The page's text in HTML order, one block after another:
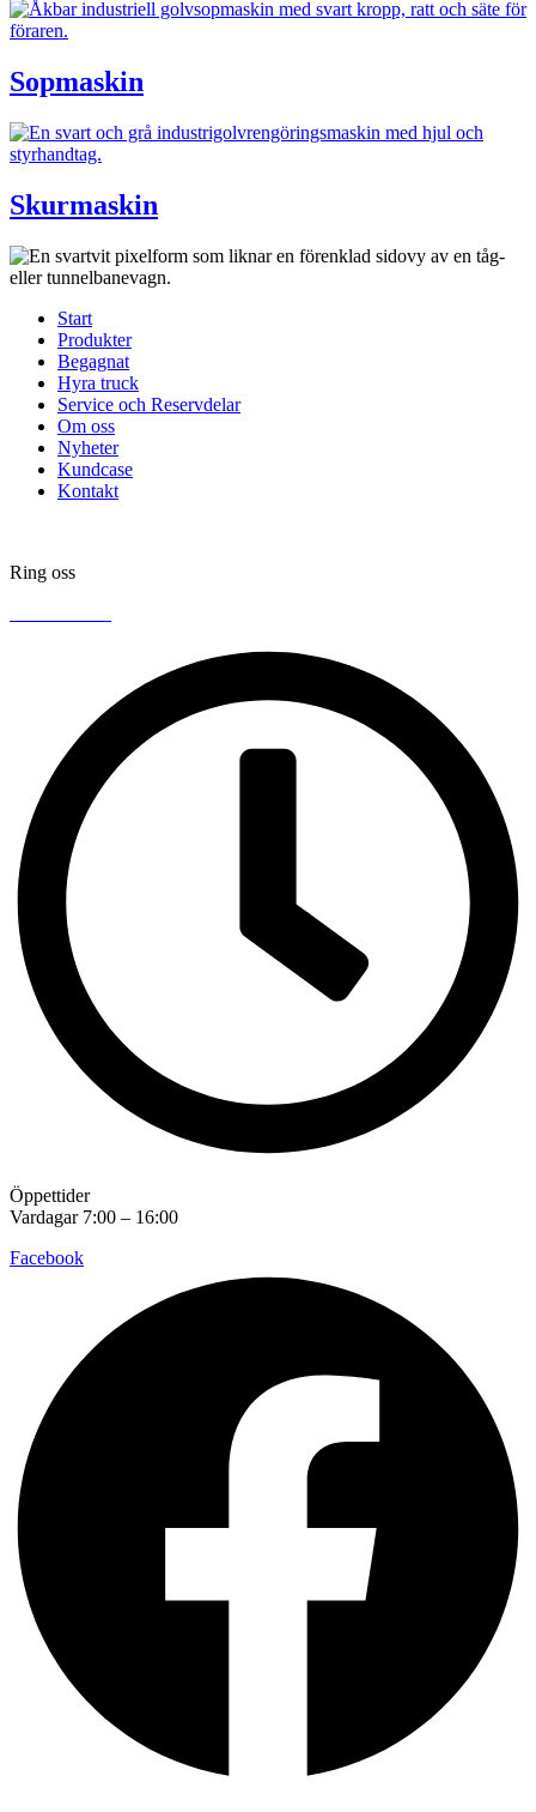
Sopmaskin
Skurmaskin
Start
Produkter
Begagnat
Hyra truck
Service och Reservdelar
Om oss
Nyheter
Kundcase
Kontakt
Ring oss
Öppettider
Vardagar 7:00 – 16:00
Facebook